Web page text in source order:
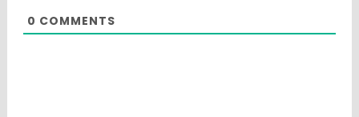
0 COMMENTS